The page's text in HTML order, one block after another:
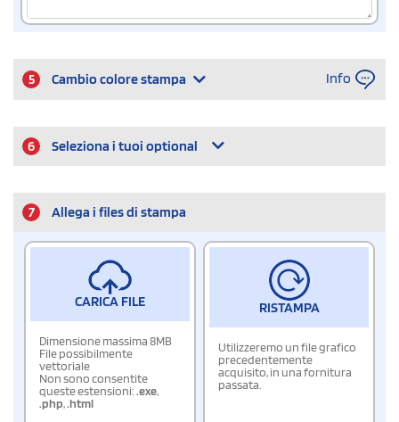
5 Cambio colore stampa Info
6 Seleziona i tuoi optional
7 Allega i files di stampa
CARICA FILE
Dimensione massima 8MB
File possibilmente
vettoriale
Non sono consentite
queste estensioni:.exe,
.php,.html
RISTAMPA
Utilizzeremo un file grafico
precedentemente
acquisito, in una fornitura
passata.